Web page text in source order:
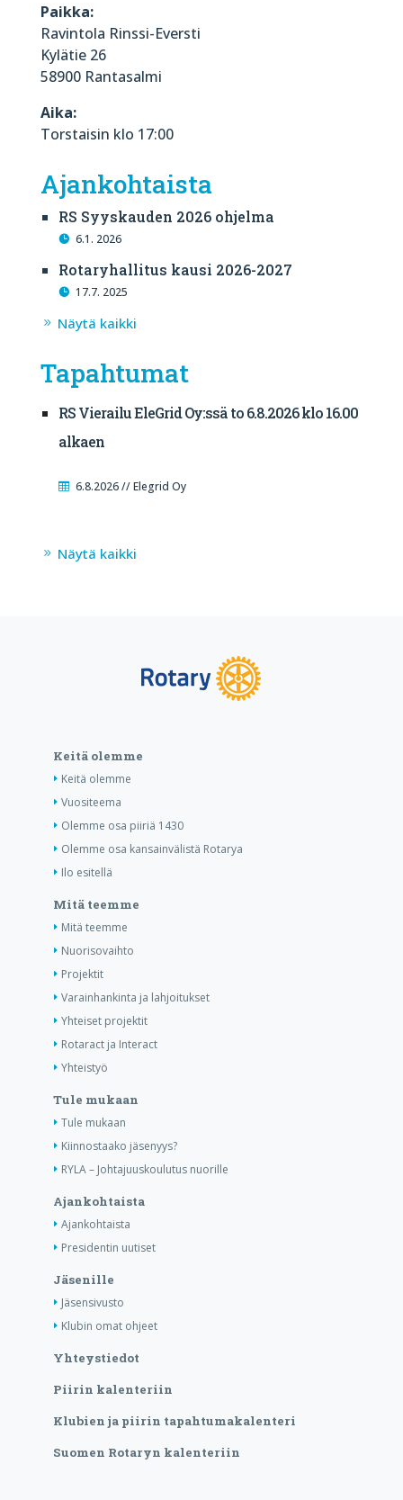
Paikka:
Ravintola Rinssi-Eversti
Kylätie 26
58900 Rantasalmi
Aika:
Torstaisin klo 17:00
Ajankohtaista
RS Syyskauden 2026 ohjelma
6.1. 2026
Rotaryhallitus kausi 2026-2027
17.7. 2025
Näytä kaikki
Tapahtumat
RS Vierailu EleGrid Oy:ssä to 6.8.2026 klo 16.00
alkaen
6.8.2026 // Elegrid Oy
Näytä kaikki
Keitä olemme
Keitä olemme
Vuositeema
Olemme osa piiriä 1430
Olemme osa kansainvälistä Rotarya
Ilo esitellä
Mitä teemme
Mitä teemme
Nuorisovaihto
Projektit
Varainhankinta ja lahjoitukset
Yhteiset projektit
Rotaract ja Interact
Yhteistyö
Tule mukaan
Tule mukaan
Kiinnostaako jäsenyys?
RYLA – Johtajuuskoulutus nuorille
Ajankohtaista
Ajankohtaista
Presidentin uutiset
Jäsenille
Jäsensivusto
Klubin omat ohjeet
Yhteystiedot
Piirin kalenteriin
Klubien ja piirin tapahtumakalenteri
Suomen Rotaryn kalenteriin